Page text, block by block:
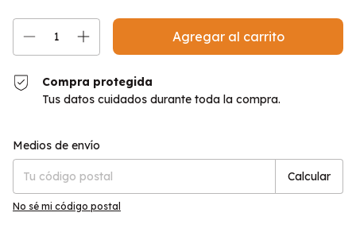
Compra protegida
Tus datos cuidados durante toda la compra.
Entregas para el CP:
Medios de envío
Calcular
No sé mi código postal